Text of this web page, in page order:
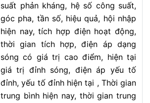
suất phản kháng, hệ số công suất,
góc pha, tần số, hiệu quả, hội nhập
hiện nay, tích hợp điện hoạt động,
thời gian tích hợp, điện áp dạng
sóng có giá trị cao điểm, hiện tại
giá trị đỉnh sóng, điện áp yếu tố
đỉnh, yếu tố đỉnh hiện tại , Thời gian
trung bình hiện nay, thời gian trung